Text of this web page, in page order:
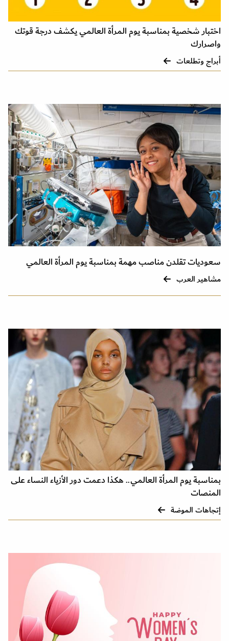
اختبار شخصية بمناسبة يوم المرأة العالمي يكشف درجة قوتك
واصرارك
أبراج وتطلعات
سعوديات تقلدن مناصب مهمة بمناسبة يوم المرأة العالمي
مشاهير العرب
بمناسبة يوم المرأة العالمي.. هكذا دعمت دور الأزياء النساء على
المنصات
إتجاهات الموضة